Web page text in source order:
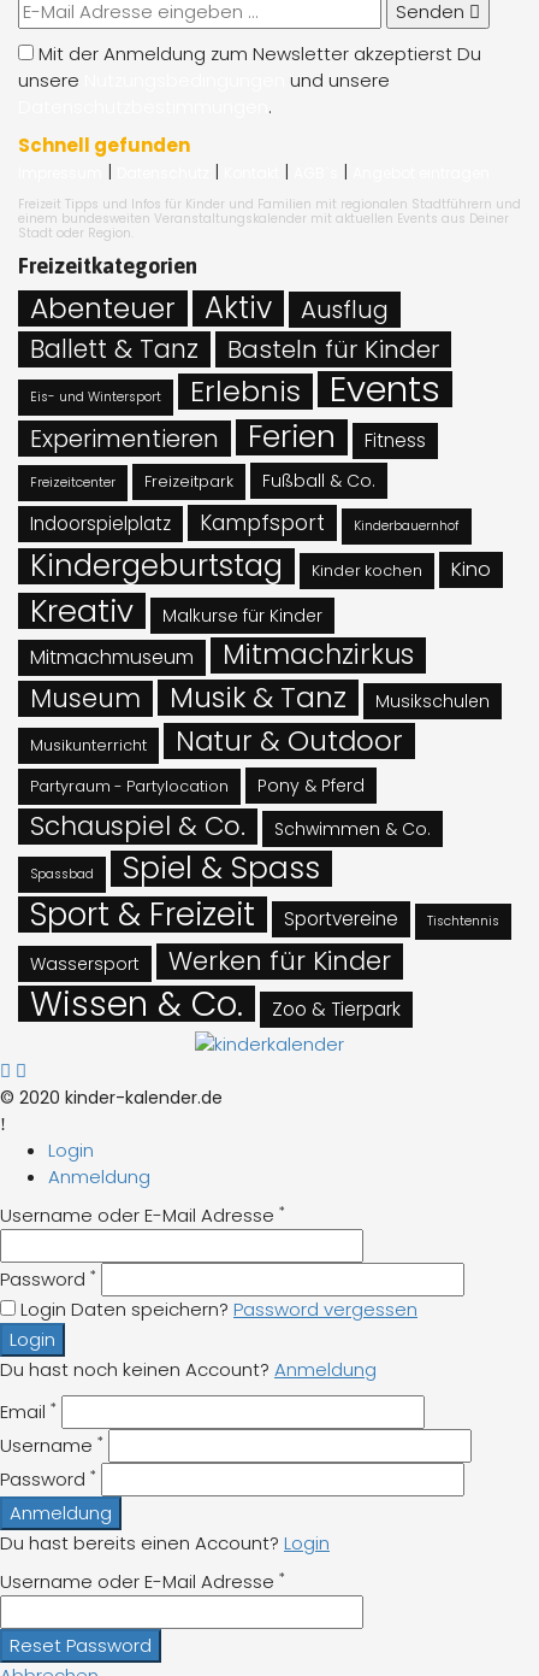
Senden
Mit der Anmeldung zum Newsletter akzeptierst Du
unsere
und unsere
.
Schnell gefunden
| | | |
Freizeit Tipps und Infos für Kinder und Familien mit regionalen Stadtführern und
einem bundesweiten Veranstaltungskalender mit aktuellen Events aus Deiner
Stadt oder Region.
Freizeitkategorien
Abenteuer Aktiv Ausflug
Ballett & Tanz Basteln für Kinder
Eis- und Wintersport Erlebnis Events
Experimentieren Ferien Fitness
Freizeitcenter Freizeitpark Fußball & Co.
Indoorspielplatz Kampfsport Kinderbauernhof
Kindergeburtstag Kinder kochen Kino
Kreativ Malkurse für Kinder
Mitmachmuseum Mitmachzirkus
Museum Musik & Tanz Musikschulen
Musikunterricht Natur & Outdoor
Partyraum - Partylocation Pony & Pferd
Schauspiel & Co. Schwimmen & Co.
Spassbad Spiel & Spass
Sport & Freizeit Sportvereine Tischtennis
Wassersport Werken für Kinder
Wissen & Co. Zoo & Tierpark
© 2020 kinder-kalender.de
Login
Anmeldung
Username oder E-Mail Adresse *
Password *
Login Daten speichern? Password vergessen
Login
Du hast noch keinen Account? Anmeldung
Email *
Username *
Password *
Anmeldung
Du hast bereits einen Account? Login
Username oder E-Mail Adresse *
Reset Password